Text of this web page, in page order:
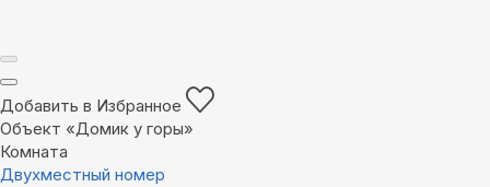
Добавить в Избранное
Объект «Домик у горы»
Комната
Двухместный номер